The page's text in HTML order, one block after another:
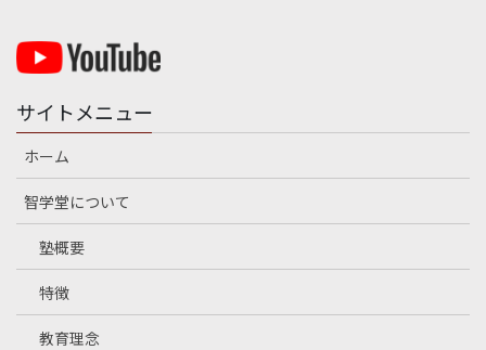
サイトメニュー
ホーム
智学堂について
塾概要
特徴
教育理念